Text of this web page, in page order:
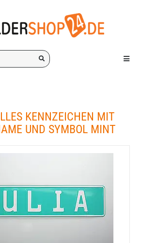
Menü
KENNZEICHEN MIT
UND SYMBOL MINT